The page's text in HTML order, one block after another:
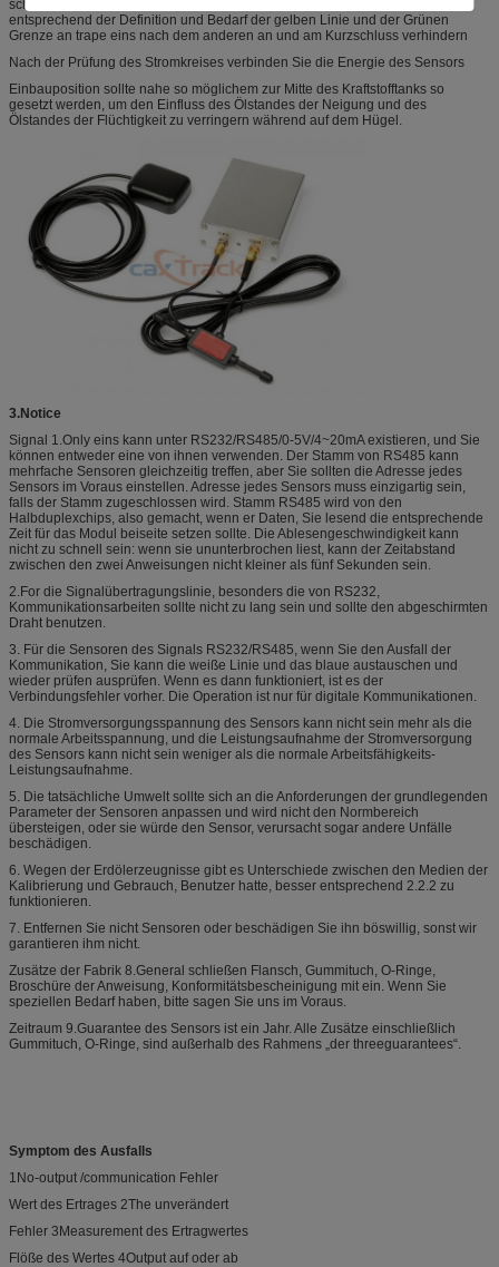
schließen Sie das Netzanschlusskabel, Fernmeldeleitung, Kabel, Erdung
entsprechend der Definition und Bedarf der gelben Linie und der Grünen
Grenze an trape eins nach dem anderen an und am Kurzschluss verhindern
Nach der Prüfung des Stromkreises verbinden Sie die Energie des Sensors
Einbauposition sollte nahe so möglichem zur Mitte des Kraftstofftanks so
gesetzt werden, um den Einfluss des Ölstandes der Neigung und des
Ölstandes der Flüchtigkeit zu verringern während auf dem Hügel.
3.Notice
Signal 1.Only eins kann unter RS232/RS485/0-5V/4~20mA existieren, und Sie
können entweder eine von ihnen verwenden. Der Stamm von RS485 kann
mehrfache Sensoren gleichzeitig treffen, aber Sie sollten die Adresse jedes
Sensors im Voraus einstellen. Adresse jedes Sensors muss einzigartig sein,
falls der Stamm zugeschlossen wird. Stamm RS485 wird von den
Halbduplexchips, also gemacht, wenn er Daten, Sie lesend die entsprechende
Zeit für das Modul beiseite setzen sollte. Die Ablesengeschwindigkeit kann
nicht zu schnell sein: wenn sie ununterbrochen liest, kann der Zeitabstand
zwischen den zwei Anweisungen nicht kleiner als fünf Sekunden sein.
2.For die Signalübertragungslinie, besonders die von RS232,
Kommunikationsarbeiten sollte nicht zu lang sein und sollte den abgeschirmten
Draht benutzen.
3. Für die Sensoren des Signals RS232/RS485, wenn Sie den Ausfall der
Kommunikation, Sie kann die weiße Linie und das blaue austauschen und
wieder prüfen ausprüfen. Wenn es dann funktioniert, ist es der
Verbindungsfehler vorher. Die Operation ist nur für digitale Kommunikationen.
4. Die Stromversorgungsspannung des Sensors kann nicht sein mehr als die
normale Arbeitsspannung, und die Leistungsaufnahme der Stromversorgung
des Sensors kann nicht sein weniger als die normale Arbeitsfähigkeits-
Leistungsaufnahme.
5. Die tatsächliche Umwelt sollte sich an die Anforderungen der grundlegenden
Parameter der Sensoren anpassen und wird nicht den Normbereich
übersteigen, oder sie würde den Sensor, verursacht sogar andere Unfälle
beschädigen.
6. Wegen der Erdölerzeugnisse gibt es Unterschiede zwischen den Medien der
Kalibrierung und Gebrauch, Benutzer hatte, besser entsprechend 2.2.2 zu
funktionieren.
7. Entfernen Sie nicht Sensoren oder beschädigen Sie ihn böswillig, sonst wir
garantieren ihm nicht.
Zusätze der Fabrik 8.General schließen Flansch, Gummituch, O-Ringe,
Broschüre der Anweisung, Konformitätsbescheinigung mit ein. Wenn Sie
speziellen Bedarf haben, bitte sagen Sie uns im Voraus.
Zeitraum 9.Guarantee des Sensors ist ein Jahr. Alle Zusätze einschließlich
Gummituch, O-Ringe, sind außerhalb des Rahmens „der threeguarantees“.
Symptom des Ausfalls
1No-output /communication Fehler
Wert des Ertrages 2The unverändert
Fehler 3Measurement des Ertragwertes
Flöße des Wertes 4Output auf oder ab